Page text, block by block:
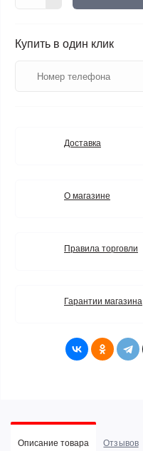
Купить в один клик
Доставка
О магазине
Правила торговли
Гарантии магазина
Описание товара Отзывов